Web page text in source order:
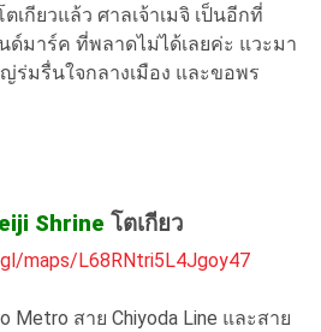
กียวแล้ว ศาลเจ้าเมจิ เป็นอีกที่
ด์มาร์ค ที่พลาดไม่ได้เลยค่ะ แวะมา
ร่มรื่นใจกลางเมือง และขอพร
Shrine โตเกียว
maps/L68RNtri5L4Jgoy47
Metro สาย Chiyoda Line และสาย